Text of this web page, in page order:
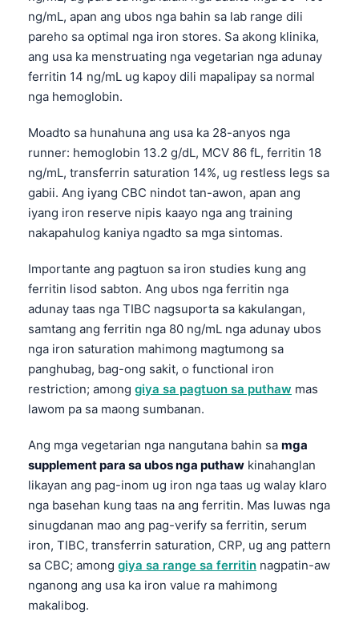
ng/mL, apan ang ubos nga bahin sa lab range dili
pareho sa optimal nga iron stores. Sa akong klinika,
ang usa ka menstruating nga vegetarian nga adunay
ferritin 14 ng/mL ug kapoy dili mapalipay sa normal
nga hemoglobin.
Moadto sa hunahuna ang usa ka 28-anyos nga
runner: hemoglobin 13.2 g/dL, MCV 86 fL, ferritin 18
ng/mL, transferrin saturation 14%, ug restless legs sa
gabii. Ang iyang CBC nindot tan-awon, apan ang
iyang iron reserve nipis kaayo nga ang training
nakapahulog kaniya ngadto sa mga sintomas.
Importante ang pagtuon sa iron studies kung ang
ferritin lisod sabton. Ang ubos nga ferritin nga
adunay taas nga TIBC nagsuporta sa kakulangan,
samtang ang ferritin nga 80 ng/mL nga adunay ubos
nga iron saturation mahimong magtumong sa
panghubag, bag-ong sakit, o functional iron
restriction; among giya sa pagtuon sa puthaw mas
lawom pa sa maong sumbanan.
Ang mga vegetarian nga nangutana bahin sa mga
supplement para sa ubos nga puthaw kinahanglan
likayan ang pag-inom ug iron nga taas ug walay klaro
nga basehan kung taas na ang ferritin. Mas luwas nga
sinugdanan mao ang pag-verify sa ferritin, serum
iron, TIBC, transferrin saturation, CRP, ug ang pattern
sa CBC; among giya sa range sa ferritin nagpatin-aw
nganong ang usa ka iron value ra mahimong
makalibog.